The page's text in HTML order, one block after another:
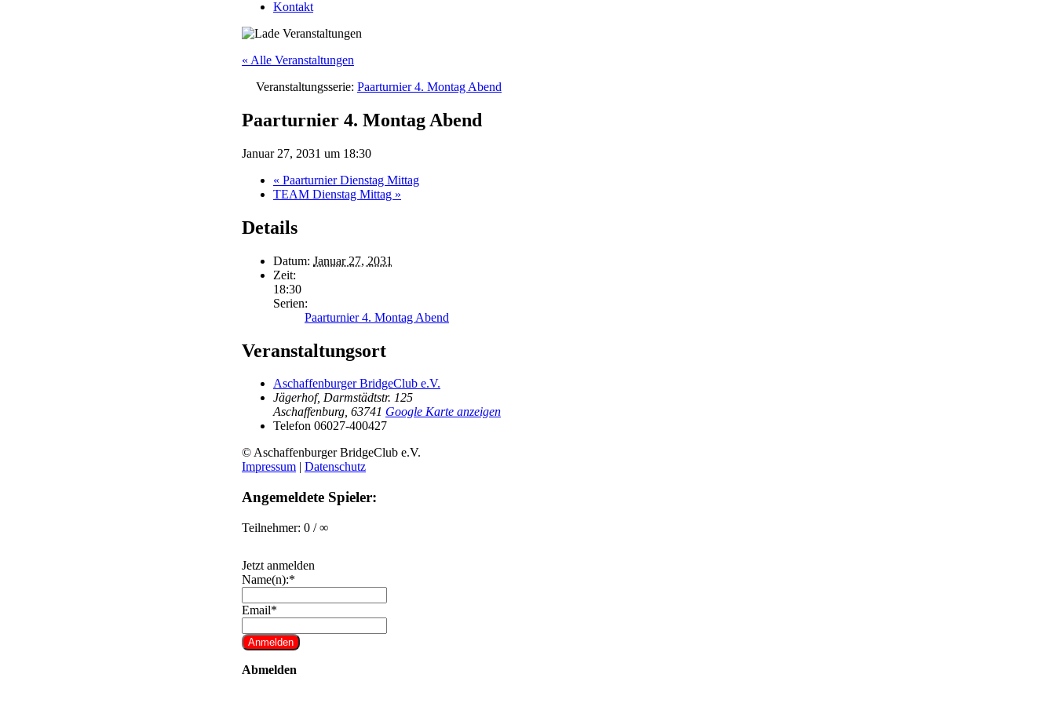
Kontakt
« Alle Veranstaltungen
Veranstaltungsserie: Paarturnier 4. Montag Abend
Paarturnier 4. Montag Abend
Januar 27, 2031 um 18:30
« Paarturnier Dienstag Mittag
TEAM Dienstag Mittag »
Details
Datum: Januar 27, 2031
Zeit:
18:30
Serien:
Paarturnier 4. Montag Abend
Veranstaltungsort
Aschaffenburger BridgeClub e.V.
Jägerhof, Darmstädtstr. 125
Aschaffenburg, 63741 Google Karte anzeigen
Telefon 06027-400427
© Aschaffenburger BridgeClub e.V.
Impressum | Datenschutz
Angemeldete Spieler:
Teilnehmer: 0 / ∞
Jetzt anmelden
Name(n):*
Email*
Abmelden